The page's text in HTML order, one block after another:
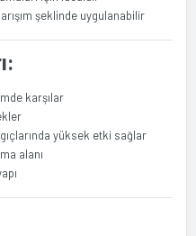
şeklinde uygulanabilir
karşılar
yüksek etki sağlar
alanı